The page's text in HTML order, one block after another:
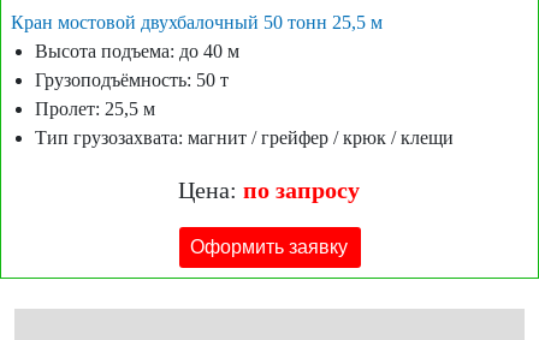
Кран мостовой двухбалочный 50 тонн 25,5 м
Высота подъема: до 40 м
Грузоподъёмность: 50 т
Пролет: 25,5 м
Тип грузозахвата: магнит / грейфер / крюк / клещи
Цена:по запросу
Оформить заявку